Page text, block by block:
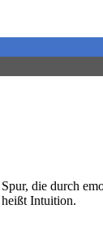
die durch
Intuition.